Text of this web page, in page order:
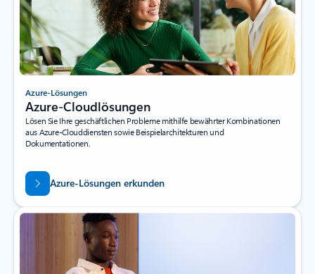
Azure-Lösungen
Azure-Cloudlösungen
Lösen Sie Ihre geschäftlichen Probleme mithilfe bewährter Kombinationen
aus Azure-Clouddiensten sowie Beispielarchitekturen und
Dokumentationen.
Azure-Lösungen erkunden